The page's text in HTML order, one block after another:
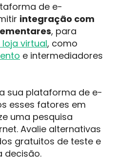
de e-
integração com
, para
virtual, como
e intermediadores
sua plataforma de e-
esses fatores em
uma pesquisa
Avalie alternativas
gratuitos de teste e
decisão.